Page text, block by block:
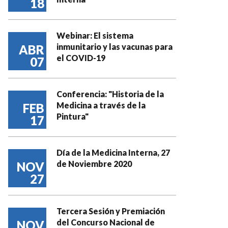
18
ABR
07
Webinar: El sistema
inmunitario y las vacunas para
el COVID-19
FEB
17
Conferencia: "Historia de la
Medicina a través de la
Pintura"
NOV
27
Día de la Medicina Interna, 27
de Noviembre 2020
Tercera Sesión y Premiación
del Concurso Nacional de